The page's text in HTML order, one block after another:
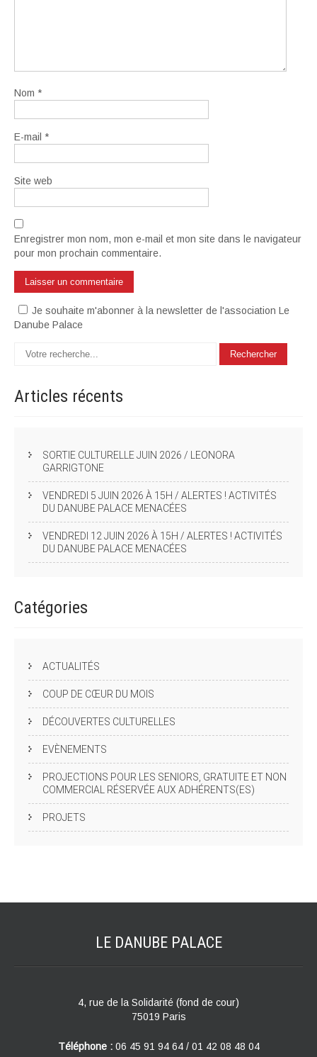
Nom *
E-mail *
Site web
Enregistrer mon nom, mon e-mail et mon site dans le navigateur
pour mon prochain commentaire.
Je souhaite m'abonner à la newsletter de l'association Le
Danube Palace
Articles récents
SORTIE CULTURELLE JUIN 2026 / LEONORA
GARRIGTONE
VENDREDI 5 JUIN 2026 À 15H / ALERTES ! ACTIVITÉS
DU DANUBE PALACE MENACÉES
VENDREDI 12 JUIN 2026 À 15H / ALERTES ! ACTIVITÉS
DU DANUBE PALACE MENACÉES
Catégories
ACTUALITÉS
COUP DE CŒUR DU MOIS
DÉCOUVERTES CULTURELLES
EVÈNEMENTS
PROJECTIONS POUR LES SENIORS, GRATUITE ET NON
COMMERCIAL RÉSERVÉE AUX ADHÉRENTS(ES)
PROJETS
LE DANUBE PALACE
4, rue de la Solidarité (fond de cour)
75019 Paris
Téléphone : 06 45 91 94 64 / 01 42 08 48 04